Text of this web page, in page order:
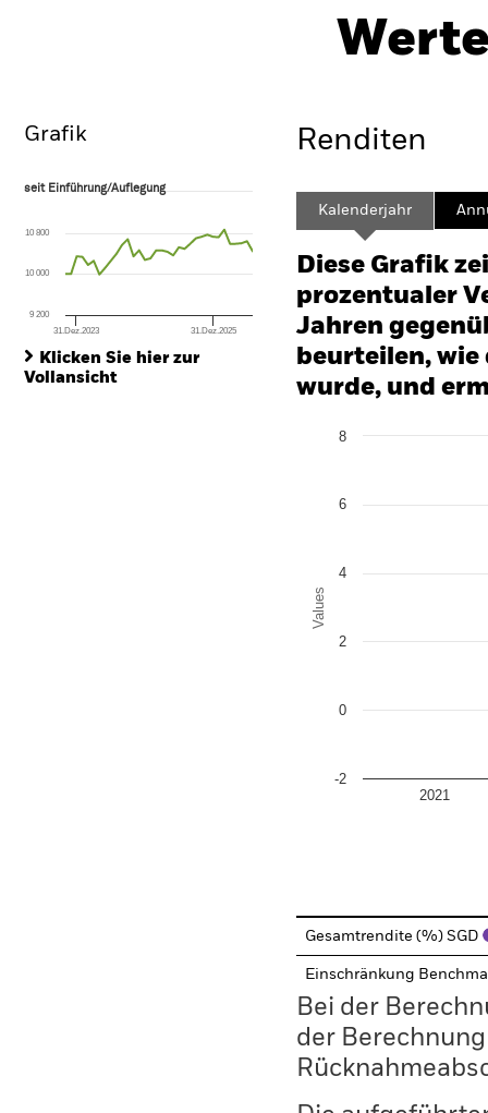
Wertentwicklung
Grafik
seit Einführung/Auflegung
The chart has 1 X axis displaying Time. Range: 2023-10-31 00:00:00 to
The chart has 1 Y axis displaying values. Range: -8 to 16.
seit Einführung/Auflegung
31.Dez.2023 31.Dez.2025
9 200
10 000
10 800
Klicken Sie hier zur
Vollansicht
Renditen
Kalenderjahr
Diese Grafik
prozentualer
Jahren
beurteilen,
wurde, und
Bar chart with 2 data
Values
2021
-2
0
2
4
6
8
Gesamtrendite (%) SGD
Einschränkung
Bei der
der